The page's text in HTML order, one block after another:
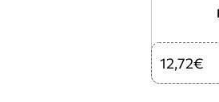
12,72€